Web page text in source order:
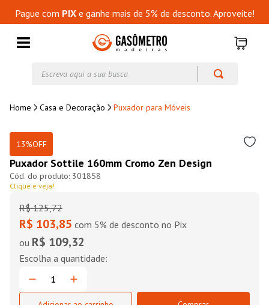
Pague com PIXe ganhe mais de 5% de desconto. Aproveite!
Casa e Decoração Puxador para Móveis
13%OFF
Puxador Sottile 160mm Cromo Zen Design
301858
Clique e veja!
R$ 125,72
R$ 103,85 com 5% de desconto no Pix
ou R$ 109,32